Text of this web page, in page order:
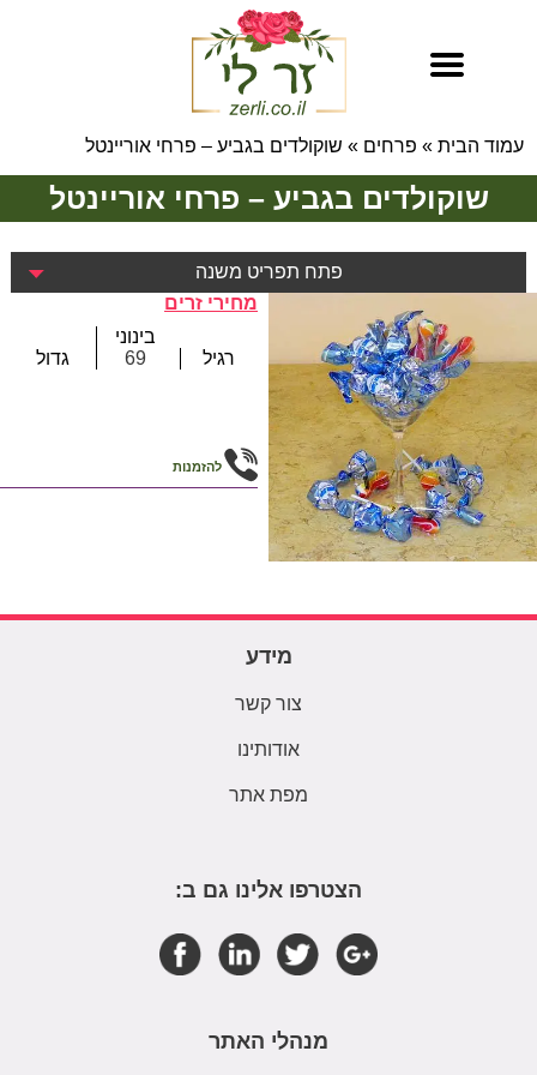
עמוד הבית » פרחים » שוקולדים בגביע – פרחי אוריינטל
שוקולדים בגביע – פרחי אוריינטל
פתח תפריט משנה
מחירי זרים
רגיל
בינוני
69
גדול
להזמנות
מידע
צור קשר
אודותינו
מפת אתר
הצטרפו אלינו גם ב:
מנהלי האתר